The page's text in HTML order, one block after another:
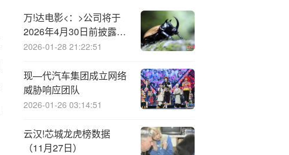
万!达电影<：>公司将于
2026年4月30日前披露
2025年度报告
2026-01-28 21:22:51
现—代汽车集团成立网络
威胁响应团队
2026-01-26 03:14:51
云汉!芯城龙虎榜数据
（11月27日）